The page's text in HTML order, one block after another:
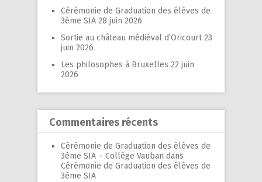
Cérémonie de Graduation des élèves de
3ème SIA 28 juin 2026
Sortie au château médiéval d’Oricourt 23
juin 2026
Les philosophes à Bruxelles 22 juin
2026
Commentaires récents
Cérémonie de Graduation des élèves de
3ème SIA – Collège Vauban dans
Cérémonie de Graduation des élèves de
3ème SIA